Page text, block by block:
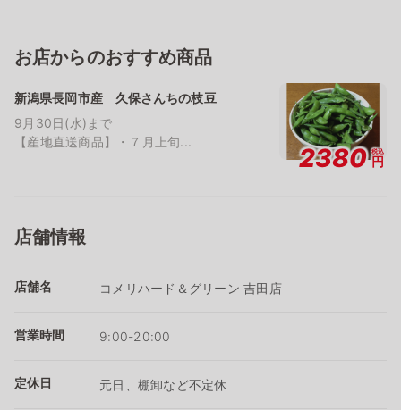
お店からのおすすめ商品
新潟県長岡市産 久保さんちの枝豆
9月30日(水)まで
【産地直送商品】・７月上旬...
2380 税込
円
店舗情報
店舗名 コメリハード＆グリーン 吉田店
営業時間 9:00-20:00
定休日 元日、棚卸など不定休